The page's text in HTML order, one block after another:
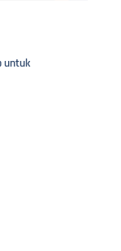
untuk